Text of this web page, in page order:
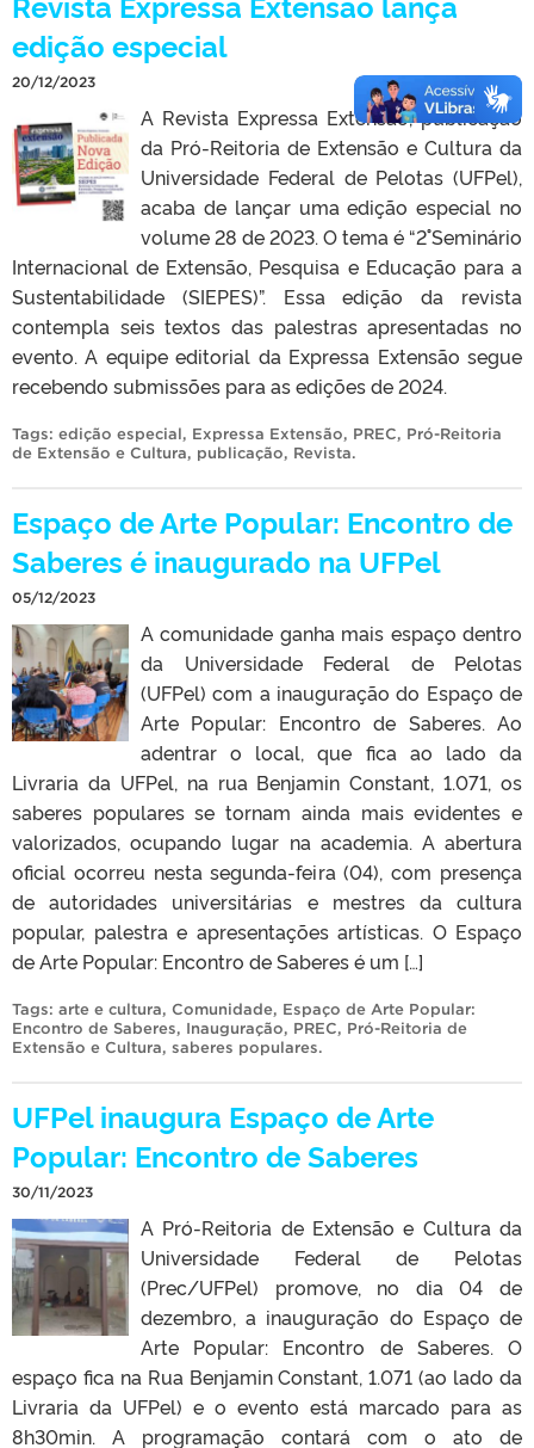
edição especial
20/12/2023
A Revista Expressa Extensão, publicação
da Pró-Reitoria de Extensão e Cultura da
Universidade Federal de Pelotas (UFPel),
acaba de lançar uma edição especial no
volume 28 de 2023. O tema é “2˚ Seminário
Internacional de Extensão, Pesquisa e Educação para a
Sustentabilidade (SIEPES)”. Essa edição da revista
contempla seis textos das palestras apresentadas no
evento. A equipe editorial da Expressa Extensão segue
recebendo submissões para as edições de 2024.
Tags: edição especial, Expressa Extensão, PREC, Pró-Reitoria
de Extensão e Cultura, publicação, Revista.
Espaço de Arte Popular: Encontro de
Saberes é inaugurado na UFPel
05/12/2023
A comunidade ganha mais espaço dentro
da Universidade Federal de Pelotas
(UFPel) com a inauguração do Espaço de
Arte Popular: Encontro de Saberes. Ao
adentrar o local, que fica ao lado da
Livraria da UFPel, na rua Benjamin Constant, 1.071, os
saberes populares se tornam ainda mais evidentes e
valorizados, ocupando lugar na academia. A abertura
oficial ocorreu nesta segunda-feira (04), com presença
de autoridades universitárias e mestres da cultura
popular, palestra e apresentações artísticas. O Espaço
de Arte Popular: Encontro de Saberes é um […]
Tags: arte e cultura, Comunidade, Espaço de Arte Popular:
Encontro de Saberes, Inauguração, PREC, Pró-Reitoria de
Extensão e Cultura, saberes populares.
UFPel inaugura Espaço de Arte
Popular: Encontro de Saberes
30/11/2023
A Pró-Reitoria de Extensão e Cultura da
Universidade Federal de Pelotas
(Prec/UFPel) promove, no dia 04 de
dezembro, a inauguração do Espaço de
Arte Popular: Encontro de Saberes. O
espaço fica na Rua Benjamin Constant, 1.071 (ao lado da
Livraria da UFPel) e o evento está marcado para as
8h30min. A programação contará com o ato de